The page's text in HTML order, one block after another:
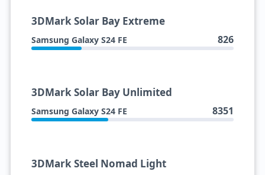
3DMark Solar Bay Extreme
Samsung Galaxy S24 FE 826
3DMark Solar Bay Unlimited
Samsung Galaxy S24 FE 8351
3DMark Steel Nomad Light